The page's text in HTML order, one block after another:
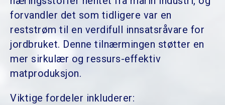
forvandler det som tidligere var en
reststrøm til en verdifull innsatsråvare for
jordbruket. Denne tilnærmingen støtter en
mer sirkulær og ressurs-effektiv
matproduksjon.
Viktige fordeler inkluderer: